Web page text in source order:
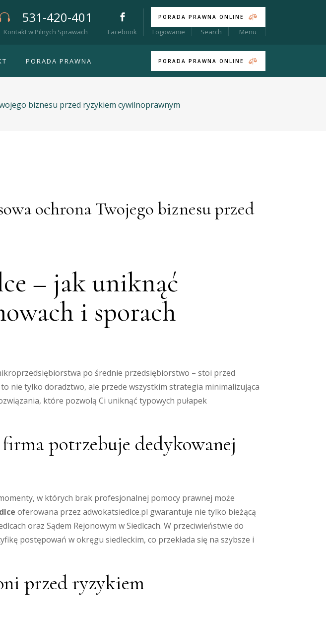
531-420-401
Kontakt w Pilnych Sprawach Facebook Logowanie Search Menu
PORADA PRAWNA PORADA PRAWNA ONLINE
PORADA PRAWNA ONLINE
biznesu przed ryzykiem cywilnoprawnym
ochrona Twojego biznesu przed
– jak uniknąć
i sporach
po średnie przedsiębiorstwo – stoi przed
to nie tylko doradztwo, ale przede wszystkim strategia minimalizująca
które pozwolą Ci uniknąć typowych pułapek
potrzebuje dedykowanej
w których brak profesjonalnej pomocy prawnej może
oferowana przez adwokatsiedlce.pl gwarantuje nie tylko bieżącą
oraz Sądem Rejonowym w Siedlcach. W przeciwieństwie do
postępowań w okręgu siedleckim, co przekłada się na szybsze i
przed ryzykiem